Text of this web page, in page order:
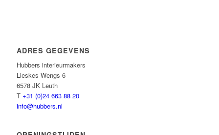
ADRES GEGEVENS
Hubbers interieurmakers
Lieskes Wengs 6
6578 JK Leuth
T +31 (0)24 663 88 20
info@hubbers.nl